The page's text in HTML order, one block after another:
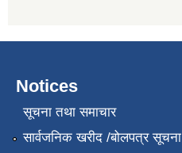
Notices
सूचना तथा समाचार
सार्वजनिक खरीद /बोलपत्र सूचना